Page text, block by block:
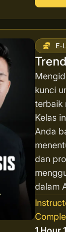
E-
kunci
terbaik
Kelas
Anda
dan
dalam